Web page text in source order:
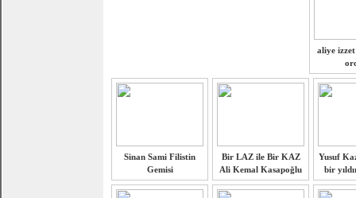
aliye
Sinan Sami Filistin
Gemisi
Bir LAZ ile Bir KAZ
Ali Kemal Kasapoğlu
Yusuf
bir